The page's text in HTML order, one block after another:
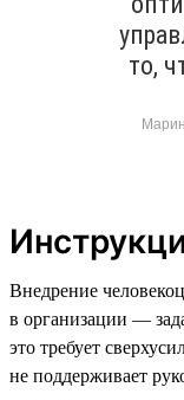
то,
Внедрение
в организации —
это требует
не поддерживает